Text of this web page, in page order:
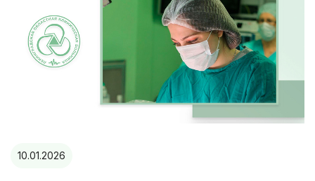
10.01.2026